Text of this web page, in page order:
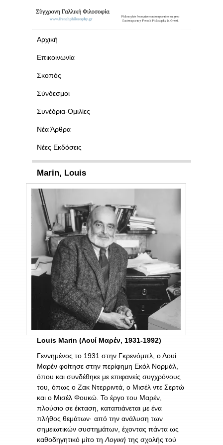
Αρχική
Επικοινωνία
Σκοπός
Σύνδεσμοι
Συνέδρια-Ομιλίες
Νέα Άρθρα
Νέες Εκδόσεις
Marin, Louis
Louis Marin (Λουί Μαρέν, 1931-1992)
Γεννημένος το 1931 στην Γκρενόμπλ, ο Λουί
Μαρέν φοίτησε στην περίφημη Εκόλ Νορμάλ,
όπου και συνδέθηκε με επιφανείς συγχρόνους
του, όπως ο Ζακ Ντερριντά, ο Μισέλ ντε Σερτώ
και ο Μισέλ Φουκώ. Το έργο του Μαρέν,
πλούσιο σε έκταση, καταπιάνεται με ένα
πλήθος θεμάτων· από την ανάλυση των
σημειωτικών συστημάτων, έχοντας πάντα ως
καθοδηγητικό μίτο τη Λογική της σχολής τού